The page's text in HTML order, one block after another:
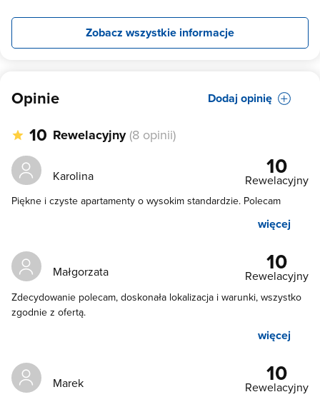
Zobacz wszystkie informacje
Opinie Dodaj opinię
10 Rewelacyjny (8 opinii)
Karolina 10
Rewelacyjny
Piękne i czyste apartamenty o wysokim standardzie. Polecam
więcej
Małgorzata 10
Rewelacyjny
Zdecydowanie polecam, doskonała lokalizacja i warunki, wszystko
zgodnie z ofertą.
więcej
Marek 10
Rewelacyjny